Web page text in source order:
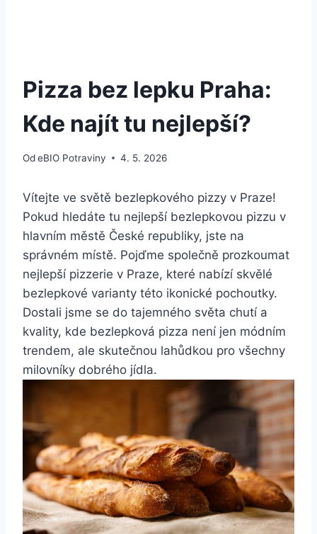
Pizza bez lepku Praha:
Kde najít tu nejlepší?
OdeBIO Potraviny 4. 5. 2026
Vítejte ve světě bezlepkového pizzy v Praze!
Pokud hledáte tu nejlepší bezlepkovou pizzu v
hlavním městě České republiky, jste na
správném místě. Pojďme společně prozkoumat
nejlepší pizzerie v Praze, které nabízí skvělé
bezlepkové varianty této ikonické pochoutky.
Dostali jsme se do tajemného světa chutí a
kvality, kde bezlepková pizza není jen módním
trendem, ale skutečnou lahůdkou pro všechny
milovníky dobrého jídla.